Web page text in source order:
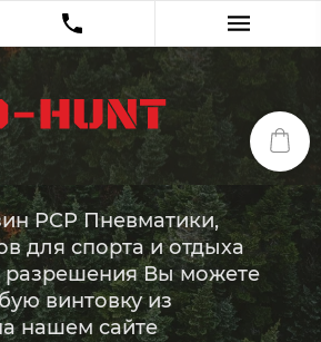
PCP Пневматики,
для спорта и отдыха
разрешения Вы можете
винтовку из
нашем сайте